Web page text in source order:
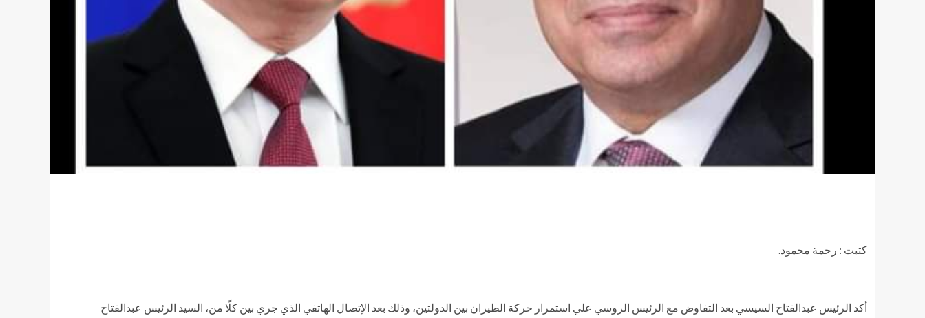
كتبت : رحمة محمود.
أكد الرئيس عبدالفتاح السيسي بعد التفاوض مع الرئيس الروسي علي استمرار حركة الطيران بين الدولتين، وذلك بعد الإتصال الهاتفي الذي جري بين كلًا من، السيد الرئيس عبدالفتاح